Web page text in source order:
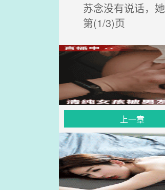
苏念没有说话，她
第(1/3)页
上一章